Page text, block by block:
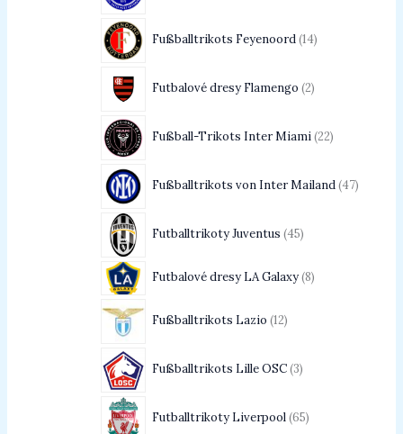
Fußballtrikots Feyenoord 14
Futbalové dresy Flamengo 2
Fußball-Trikots Inter Miami 22
Fußballtrikots von Inter Mailand 47
Futballtrikoty Juventus 45
Futbalové dresy LA Galaxy 8
Fußballtrikots Lazio 12
Fußballtrikots Lille OSC 3
Futballtrikoty Liverpool 65